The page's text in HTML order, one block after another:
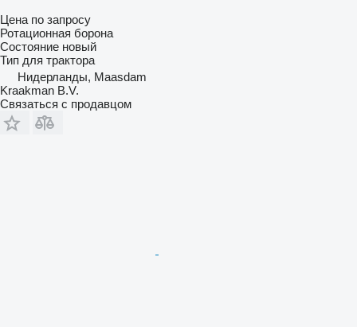
Цена по запросу
Ротационная борона
Состояние новый
Тип для трактора
Нидерланды, Maasdam
Kraakman B.V.
Связаться с продавцом